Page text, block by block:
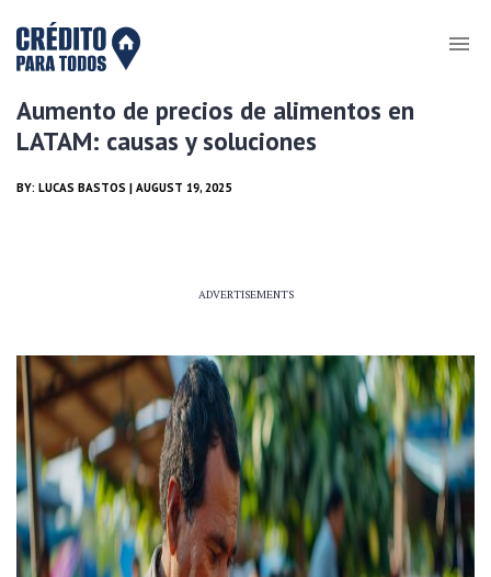
Aumento de precios de alimentos en
LATAM: causas y soluciones
BY: LUCAS BASTOS | AUGUST 19, 2025
ADVERTISEMENTS